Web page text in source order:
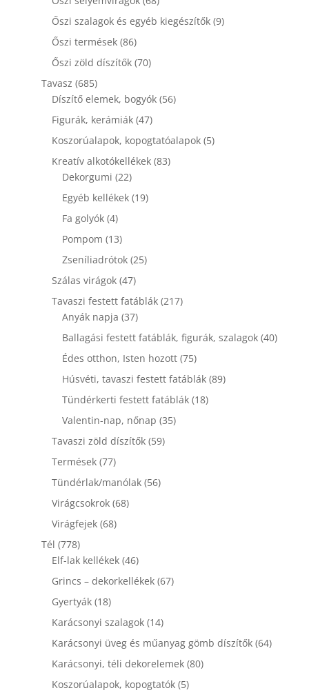
termék
Őszi szalagok és egyéb kiegészítők 99
Őszi termések 8686
termék
Őszi zöld díszítők 7070
Tavasz 685685
termék
Díszítő elemek, bogyók 5656
Figurák, kerámiák 4747
termék
Koszorúalapok, kopogtatóalapok 55
Kreatív alkotókellékek 8383
Dekorgumi 2222
termék
Egyéb kellékek 1919
Fa golyók 44
termék
Pompom 1313
termék
Zseníliadrótok 2525
Szálas virágok 4747
termék
Tavaszi festett fatáblák 217217
Anyák napja 3737
termék
Ballagási festett fatáblák, figurák, szalagok 4040
Édes otthon, Isten hozott 7575
termék
Húsvéti, tavaszi festett fatáblák 8989
Tündérkerti festett fatáblák 1818
Valentin-nap, nőnap 3535
Tavaszi zöld díszítők 5959
Termések 7777
termék
Tündérlak/manólak 5656
Virágcsokrok 6868
Virágfejek 6868
Tél 778778
termék
Elf-lak kellékek 4646
termék
Grincs – dekorkellékek 6767
Gyertyák 1818
termék
Karácsonyi szalagok 1414
Karácsonyi üveg és műanyag gömb díszítők 6464
Karácsonyi, téli dekorelemek 8080
Koszorúalapok, kopogtatók 55